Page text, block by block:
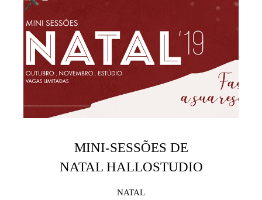
MINI-SESSÕES DE
NATAL HALLOSTUDIO
NATAL